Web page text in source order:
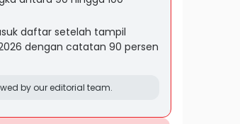
daftar setelah tampil
dengan catatan 90 persen
by our editorial team.